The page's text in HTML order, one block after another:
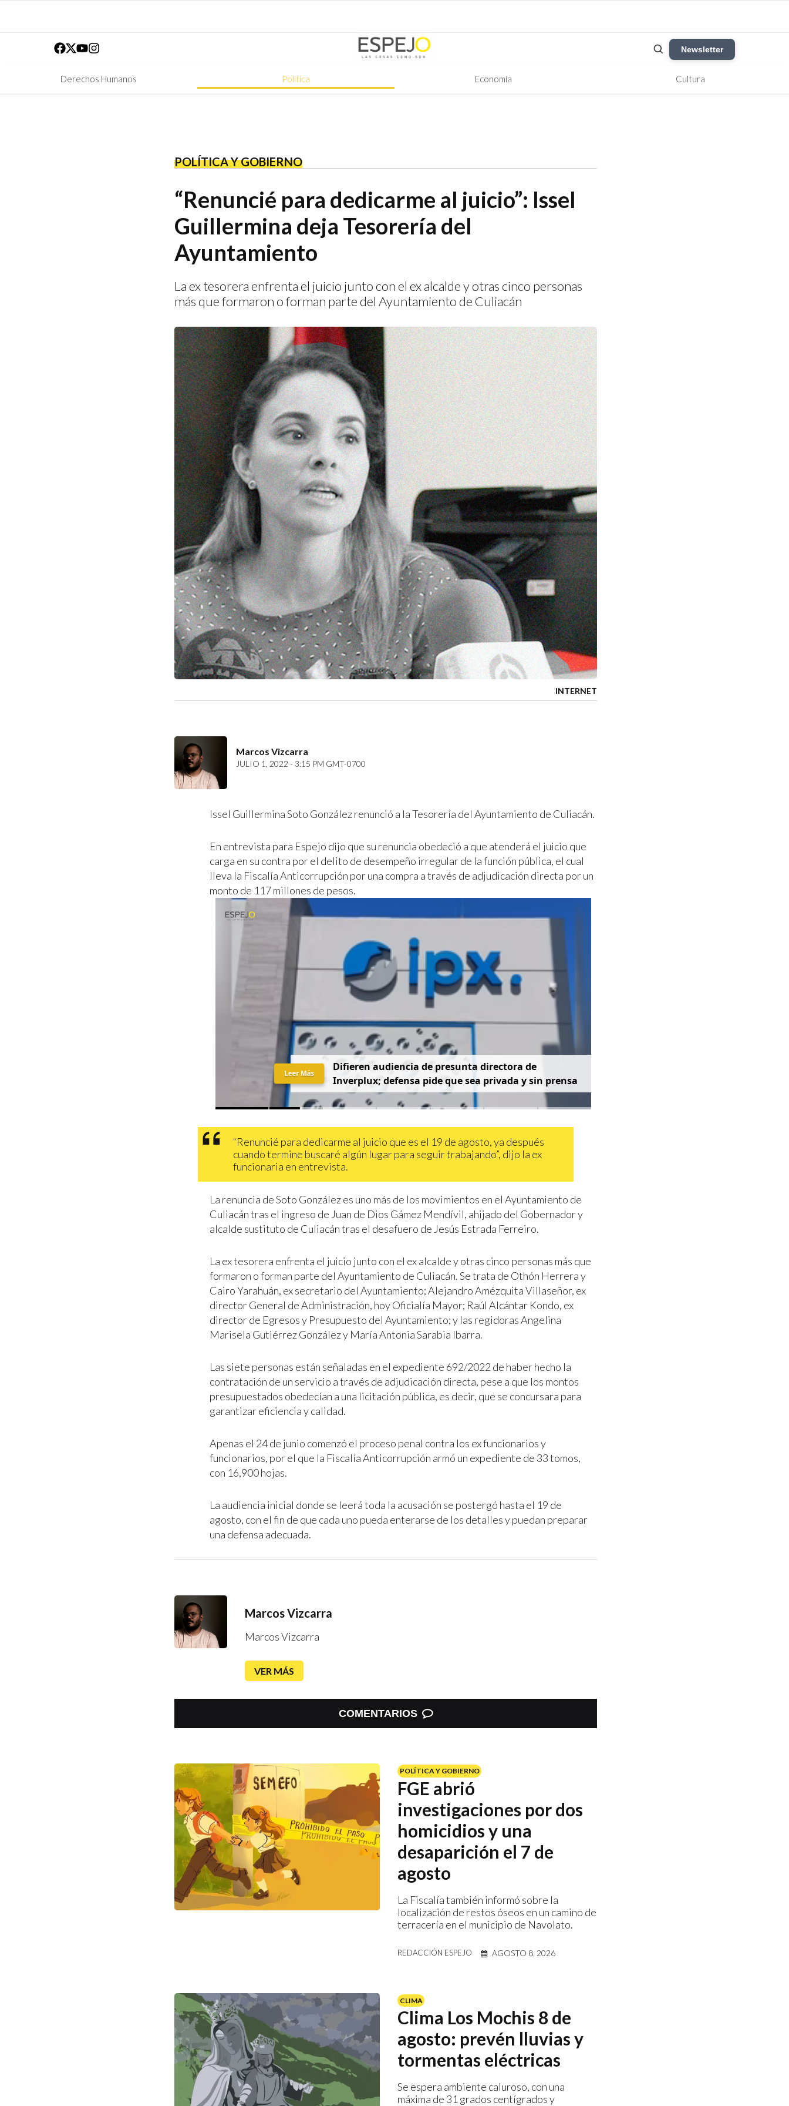
Newsletter
Derechos Humanos Política Economía Cultura
POLÍTICA Y GOBIERNO
“Renuncié para dedicarme al juicio”: Issel
Guillermina deja Tesorería del
Ayuntamiento
La ex tesorera enfrenta el juicio junto con el ex alcalde y otras cinco personas
más que formaron o forman parte del Ayuntamiento de Culiacán
INTERNET
Marcos Vizcarra
JULIO 1, 2022 - 3:15 PM GMT-0700
Issel Guillermina Soto González renunció a la Tesorería del Ayuntamiento de Culiacán.
En entrevista para Espejo dijo que su renuncia obedeció a que atenderá el juicio que
carga en su contra por el delito de desempeño irregular de la función pública, el cual
lleva la Fiscalía Anticorrupción por una compra a través de adjudicación directa por un
monto de 117 millones de pesos.
Difieren audiencia de presunta directora de
Inverplux; defensa pidequesea privada ysin prensa
Leer Más
“Renuncié para dedicarme al juicio que es el 19 de agosto, ya después
cuando termine buscaré algún lugar para seguir trabajando”, dijo la ex
funcionaria en entrevista.
La renuncia de Soto González es uno más de los movimientos en el Ayuntamiento de
Culiacán tras el ingreso de Juan de Dios Gámez Mendívil, ahijado del Gobernador y
alcalde sustituto de Culiacán tras el desafuero de Jesús Estrada Ferreiro.
La ex tesorera enfrenta el juicio junto con el ex alcalde y otras cinco personas más que
formaron o forman parte del Ayuntamiento de Culiacán. Se trata de Othón Herrera y
Cairo Yarahuán, ex secretario del Ayuntamiento; Alejandro Amézquita Villaseñor, ex
director General de Administración, hoy Oficialía Mayor; Raúl Alcántar Kondo, ex
director de Egresos y Presupuesto del Ayuntamiento; y las regidoras Angelina
Marisela Gutiérrez González y María Antonia Sarabia Ibarra.
Las siete personas están señaladas en el expediente 692/2022 de haber hecho la
contratación de un servicio a través de adjudicación directa, pese a que los montos
presupuestados obedecían a una licitación pública, es decir, que se concursara para
garantizar eficiencia y calidad.
Apenas el 24 de junio comenzó el proceso penal contra los ex funcionarios y
funcionarios, por el que la Fiscalía Anticorrupción armó un expediente de 33 tomos,
con 16,900 hojas.
La audiencia inicial donde se leerá toda la acusación se postergó hasta el 19 de
agosto, con el fin de que cada uno pueda enterarse de los detalles y puedan preparar
una defensa adecuada.
Marcos Vizcarra
Marcos Vizcarra
VER MÁS
COMENTARIOS
POLÍTICA Y GOBIERNO
FGE abrió
investigaciones por dos
homicidios y una
desaparición el 7 de
agosto
La Fiscalía también informó sobre la
localización de restos óseos en un camino de
terracería en el municipio de Navolato.
REDACCIÓN ESPEJO AGOSTO 8, 2026
CLIMA
Clima Los Mochis 8 de
agosto: prevén lluvias y
tormentas eléctricas
Se espera ambiente caluroso, con una
máxima de 31 grados centígrados y